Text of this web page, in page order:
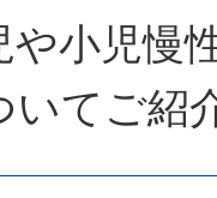
や小児慢
いてご紹